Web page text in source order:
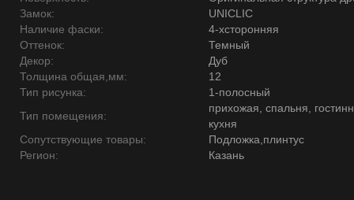
Замок:
UNICLIC
Наличие фаски:
4-хсторонняя
Оттенок:
Темный
Декор:
Дуб
Толщина общая,мм:
12
Тип рисунка:
1-полосный
Тип помещения:
прихожая, спальня,
кухня
Сопутствующие товары:
Подложка,плинтус
Регион:
Казань